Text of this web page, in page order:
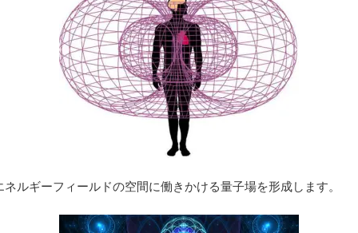
ルギーフィールドの空間に働きかける量子場を形成します。